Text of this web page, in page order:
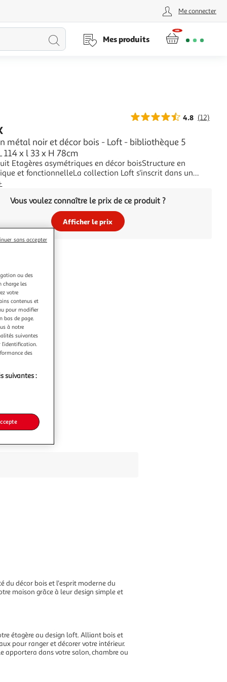
Me connecter
Lancer
Mes produits
4.8 (12)
métal noir et décor bois - Loft - bibliothèque 5
114 x l 33 x H 78cm
Etagères asymétriques en décor boisStructure en
et fonctionnelleLa collection Loft s'inscrit dans un
industriel. Les meubles de cette collection
encastrables, étagère, bib
Vous voulez connaître le prix de ce produit ?
Afficher le prix
du décor bois et l'esprit moderne du
maison grâce à leur design simple et
étagère au design loft. Alliant bois et
pour ranger et décorer votre intérieur.
apportera dans votre salon, chambre ou
ou des
charge les
votre
contenus et
pour modifier
bas de page.
à notre
suivantes
des
suivantes :
sans accepter